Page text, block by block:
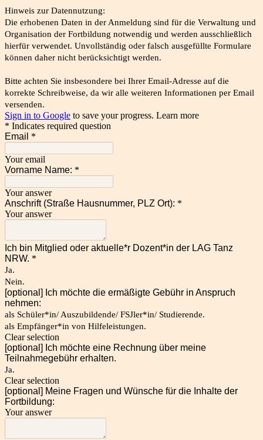
Hinweis zur Datennutzung:
Die erhobenen Daten in der Anmeldung sind für die Verwaltung und
Organisation der Fortbildung notwendig und werden ausschließlich
hierfür verwendet. Unvollständig oder falsch ausgefüllte Formulare
können daher nicht berücksichtigt werden.
Bitte achten Sie insbesondere bei Ihrer Email-Adresse auf die
korrekte Schreibweise, da wir alle weiteren Informationen per Email
versenden.
Sign in to Google to save your progress. Learn more
* Indicates required question
Email *
Your email
Vorname Name: *
Your answer
Anschrift (Straße Hausnummer, PLZ Ort): *
Your answer
Ich bin Mitglied oder aktuelle*r Dozent*in der LAG Tanz
NRW. *
Ja.
Nein.
[optional] Ich möchte die ermäßigte Gebühr in Anspruch
nehmen:
als Schüler*in/ Auszubildende/ FSJler*in/ Studierende.
als Empfänger*in von Hilfeleistungen.
Clear selection
[optional] Ich möchte eine Rechnung über meine
Teilnahmegebühr erhalten.
Ja.
Clear selection
[optional] Meine Fragen und Wünsche für die Inhalte der
Fortbildung:
Your answer